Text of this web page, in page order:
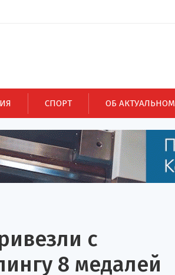
СПОРТ ОБ АКТУАЛЬНОМ
с
8 медалей